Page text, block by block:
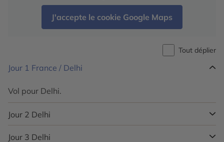
J'accepte le cookie Google Maps
Tout déplier
Jour 1 France / Delhi
Vol pour Delhi.
Jour 2 Delhi
Accueil à l’aéroport par notre représentant à l’arrivée.
Jour 3 Delhi